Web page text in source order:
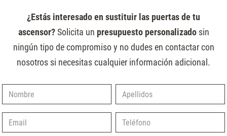
¿Estás interesado en sustituir las puertas de tu
ascensor?Solicita un presupuesto personalizado sin
ningún tipo de compromiso y no dudes en contactar con
nosotros si necesitas cualquier información adicional .
Nombre Apellidos
Email Teléfono